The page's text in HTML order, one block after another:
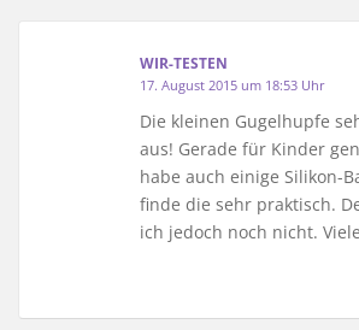
WIR-TESTEN
17. August 2015 um 18:53 Uhr
Die kleinen Gugelhupfe
aus! Gerade für Kinder
habe auch einige Silikon-
finde die sehr praktisch.
ich jedoch noch nicht.